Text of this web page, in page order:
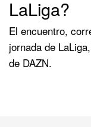
LaLiga?
El encuentro,
jornada de
de DAZN.